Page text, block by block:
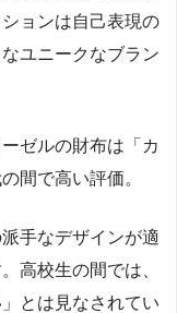
ョンは自己表現の
ユニークなブラン
ゼルの財布は「カ
間で高い評価。
手なデザインが適
高校生の間では、
とは見なされてい